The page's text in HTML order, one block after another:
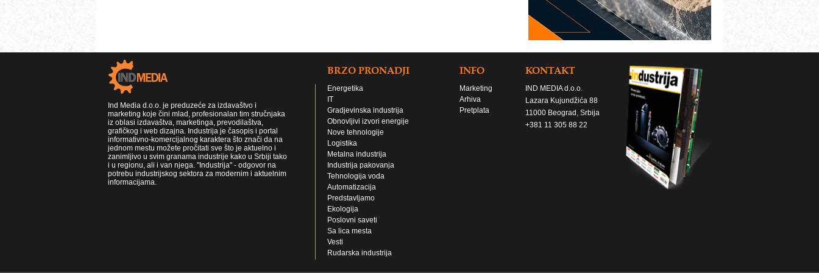
Ind Media d.o.o. je preduzeće za izdavaštvo i
marketing koje čini mlad, profesionalan tim stručnjaka
iz oblasi izdavaštva, marketinga, prevodilaštva,
grafičkog i web dizajna. Industrija je časopis i portal
informativno-komercijalnog karaktera što znači da na
jednom mestu možete pročitati sve što je aktuelno i
zanimljivo u svim granama industrije kako u Srbiji tako
i u regionu, ali i van njega. "Industrija" - odgovor na
potrebu industrijskog sektora za modernim i aktuelnim
informacijama.
BRZO PRONADJI
Energetika
IT
Gradjevinska industrija
Obnovljivi izvori energije
Nove tehnologije
Logistika
Metalna industrija
Industrija pakovanja
Tehnologija voda
Automatizacija
Predstavljamo
Ekologija
Poslovni saveti
Sa lica mesta
Vesti
Rudarska industrija
INFO
Marketing
Arhiva
Pretplata
KONTAKT
IND MEDIA d.o.o.
Lazara Kujundžića 88
11000 Beograd, Srbija
+381 11 305 88 22